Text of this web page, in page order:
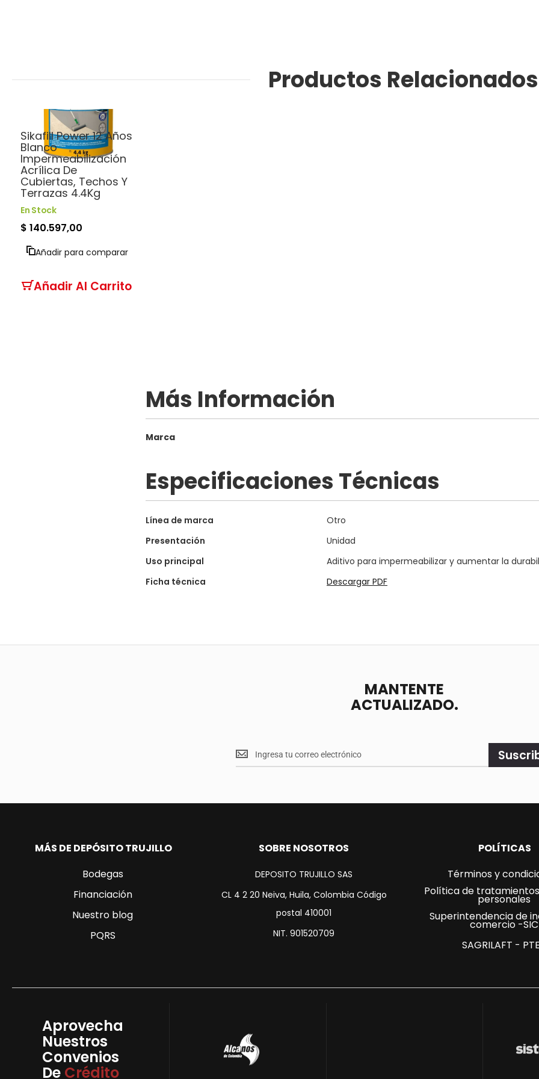
de
Productos Relacionados
Impermeabilización
Sikafill Power 12 Años
Blanco
Impermeabilización
Acrílica De
Cubiertas, Techos Y
Terrazas 4.4Kg
En Stock
$ 140.597,00
Añadir para comparar
Añadir Al Carrito
Más Información
Más
Marca
Especificaciones Técnicas
Especificaciones
técnicas
Línea de marca
Otro
Presentación
Unidad
Uso principal
Aditivo para impermeabilizar y aumentar la
Ficha técnica
Descargar PDF
MANTENTE
ACTUALIZADO.
Mantente
<br>
MÁS DE DEPÓSITO TRUJILLO
Bodegas
Financiación
Nuestro blog
PQRS
SOBRE NOSOTROS
DEPOSITO TRUJILLO SAS
CL 4 2 20 Neiva, Huila, Colombia Código
postal 410001
NIT. 901520709
POLÍTICAS
Términos y
Política de
personales
Superintendencia de
comercio -SIC
SAGRILAFT -
Aprovecha
Nuestros
Convenios
De Crédito